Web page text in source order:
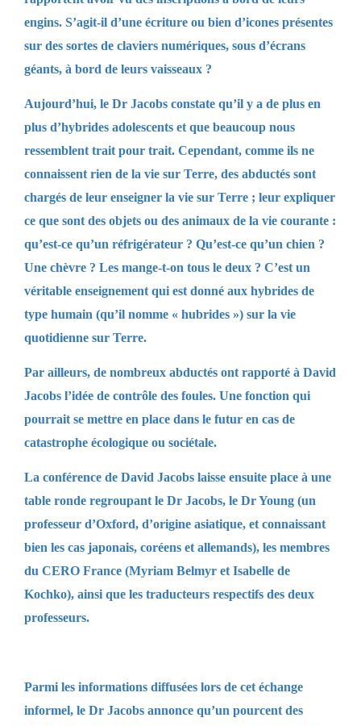
engins. S’agit-il d’une écriture ou bien d’icones présentes
sur des sortes de claviers numériques, sous d’écrans
géants, à bord de leurs vaisseaux ?
Aujourd’hui, le Dr Jacobs constate qu’il y a de plus en
plus d’hybrides adolescents et que beaucoup nous
ressemblent trait pour trait. Cependant, comme ils ne
connaissent rien de la vie sur Terre, des abductés sont
chargés de leur enseigner la vie sur Terre ; leur expliquer
ce que sont des objets ou des animaux de la vie courante :
qu’est-ce qu’un réfrigérateur ? Qu’est-ce qu’un chien ?
Une chèvre ? Les mange-t-on tous le deux ? C’est un
véritable enseignement qui est donné aux hybrides de
type humain (qu’il nomme « hubrides ») sur la vie
quotidienne sur Terre.
Par ailleurs, de nombreux abductés ont rapporté à David
Jacobs l’idée de contrôle des foules. Une fonction qui
pourrait se mettre en place dans le futur en cas de
catastrophe écologique ou sociétale.
La conférence de David Jacobs laisse ensuite place à une
table ronde regroupant le Dr Jacobs, le Dr Young (un
professeur d’Oxford, d’origine asiatique, et connaissant
bien les cas japonais, coréens et allemands), les membres
du CERO France (Myriam Belmyr et Isabelle de
Kochko), ainsi que les traducteurs respectifs des deux
professeurs.
Parmi les informations diffusées lors de cet échange
informel, le Dr Jacobs annonce qu’un pourcent des